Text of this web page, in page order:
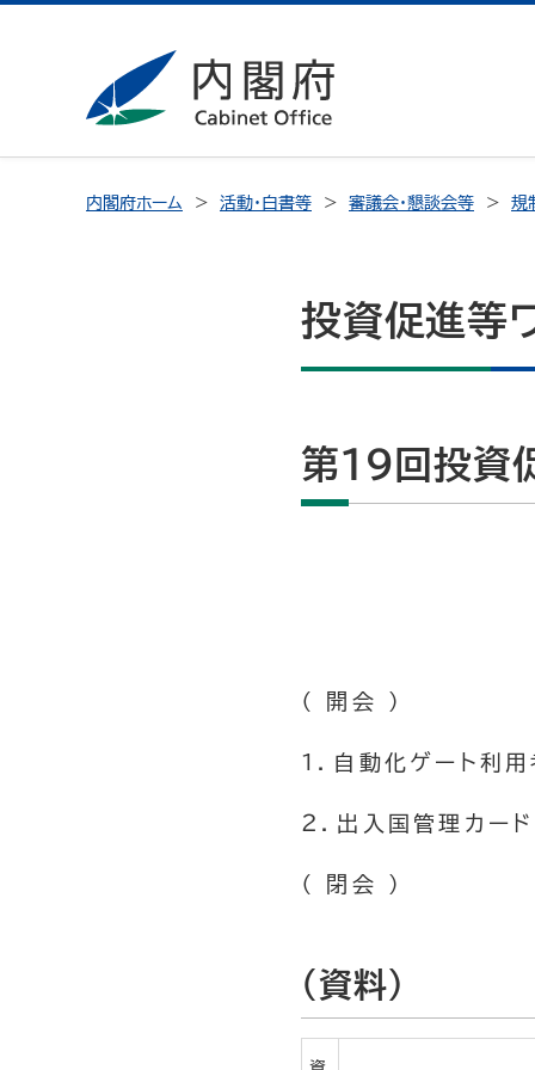
内閣府ホーム 活動・白書等 審議会・懇談会等 規
投資促進等
第19回投資
（ 開会 ）
１．自動化ゲート利
２．出入国管理カー
（ 閉会 ）
（資料）